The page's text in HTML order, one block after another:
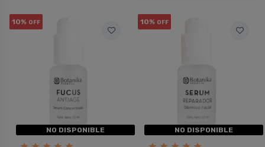
10% OFF
NO DISPONIBLE
10% OFF
NO DISPONIBLE